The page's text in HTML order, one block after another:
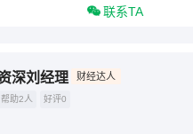
联系TA
深刘经理 财经达人
帮助2人 好评0